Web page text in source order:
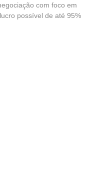
com foco em
possível de até 95%